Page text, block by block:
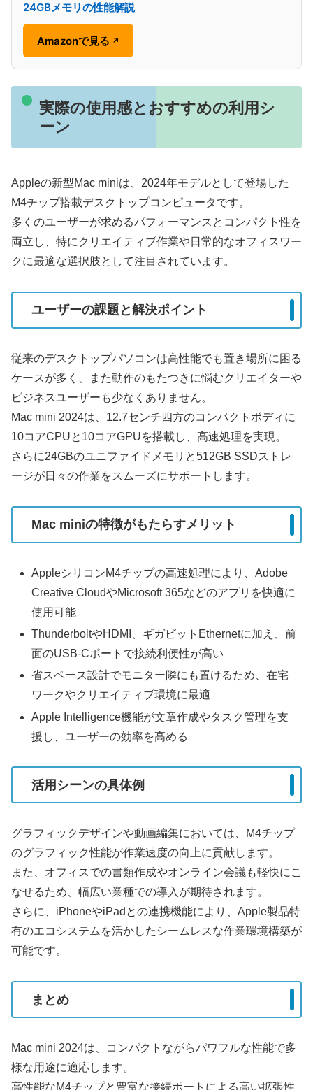
24GBメモリの性能解説
Amazonで見る ↗
実際の使用感とおすすめの利用シ
ーン
Appleの新型Mac miniは、2024年モデルとして登場した
M4チップ搭載デスクトップコンピュータです。
多くのユーザーが求めるパフォーマンスとコンパクト性を
両立し、特にクリエイティブ作業や日常的なオフィスワー
クに最適な選択肢として注目されています。
ユーザーの課題と解決ポイント
従来のデスクトップパソコンは高性能でも置き場所に困る
ケースが多く、また動作のもたつきに悩むクリエイターや
ビジネスユーザーも少なくありません。
Mac mini 2024は、12.7センチ四方のコンパクトボディに
10コアCPUと10コアGPUを搭載し、高速処理を実現。
さらに24GBのユニファイドメモリと512GB SSDストレ
ージが日々の作業をスムーズにサポートします。
Mac miniの特徴がもたらすメリット
AppleシリコンM4チップの高速処理により、Adobe
Creative CloudやMicrosoft 365などのアプリを快適に
使用可能
ThunderboltやHDMI、ギガビットEthernetに加え、前
面のUSB-Cポートで接続利便性が高い
省スペース設計でモニター隣にも置けるため、在宅
ワークやクリエイティブ環境に最適
Apple Intelligence機能が文章作成やタスク管理を支
援し、ユーザーの効率を高める
活用シーンの具体例
グラフィックデザインや動画編集においては、M4チップ
のグラフィック性能が作業速度の向上に貢献します。
また、オフィスでの書類作成やオンライン会議も軽快にこ
なせるため、幅広い業種での導入が期待されます。
さらに、iPhoneやiPadとの連携機能により、Apple製品特
有のエコシステムを活かしたシームレスな作業環境構築が
可能です。
まとめ
Mac mini 2024は、コンパクトながらパワフルな性能で多
様な用途に適応します。
高性能なM4チップと豊富な接続ポートによる高い拡張性